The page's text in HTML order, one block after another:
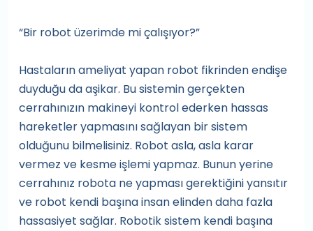
“Bir robot üzerimde mi çalışıyor?”
Hastaların ameliyat yapan robot fikrinden endişe
duyduğu da aşikar. Bu sistemin gerçekten
cerrahınızın makineyi kontrol ederken hassas
hareketler yapmasını sağlayan bir sistem
olduğunu bilmelisiniz. Robot asla, asla karar
vermez ve kesme işlemi yapmaz. Bunun yerine
cerrahınız robota ne yapması gerektiğini yansıtır
ve robot kendi başına insan elinden daha fazla
hassasiyet sağlar. Robotik sistem kendi başına